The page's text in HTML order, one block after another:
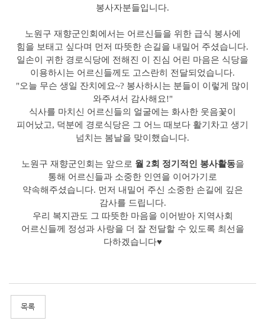
봉사자분들입니다.
노원구 재향군인회에서는 어르신들을 위한 급식 봉사에
힘을 보태고 싶다며 먼저 따뜻한 손길을 내밀어 주셨습니다.
일손이 귀한 경로식당에 전해진 이 진심 어린 마음은 식당을
이용하시는 어르신들께도 고스란히 전달되었습니다.
"오늘 무슨 생일 잔치에요~? 봉사하시는 분들이 이렇게 많이
와주셔서 감사해요!"
식사를 마치신 어르신들의 얼굴에는 화사한 웃음꽃이
피어났고, 덕분에 경로식당은 그 어느 때보다 활기차고 생기
넘치는 봄날을 맞이했습니다.
노원구 재향군인회는 앞으로 월 2회 정기적인 봉사활동을
통해 어르신들과 소중한 인연을 이어가기로
약속해주셨습니다. 먼저 내밀어 주신 소중한 손길에 깊은
감사를 드립니다.
우리 복지관도 그 따뜻한 마음을 이어받아 지역사회
어르신들께 정성과 사랑을 더 잘 전달할 수 있도록 최선을
다하겠습니다♥